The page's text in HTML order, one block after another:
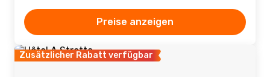
Preise anzeigen
Zusätzlicher Rabatt verfügbar